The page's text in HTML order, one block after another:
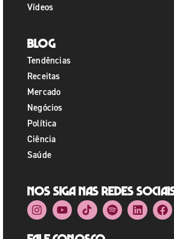
Vídeos
Blog
Tendências
Receitas
Mercado
Negócios
Política
Ciência
Saúde
Nos siga nas redes